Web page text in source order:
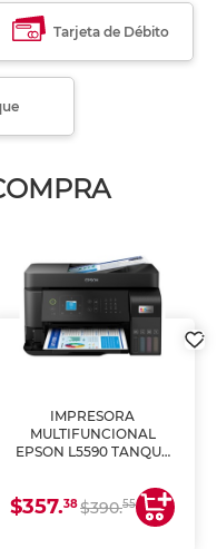
Tarjeta de Débito
IMPRESORA
MULTIFUNCIONAL
EPSON L5590 TANQUE
COPIA Y ESCANEA)
$357.38$390.55